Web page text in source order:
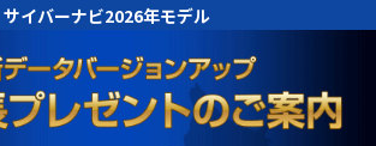
サイバーナビ2026年モデル